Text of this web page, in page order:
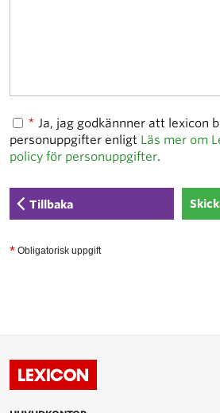
* Ja, jag godkännner att lexicon
personuppgifter enligt Läs mer om
policy för personuppgifter.
Tillbaka
* Obligatorisk uppgift